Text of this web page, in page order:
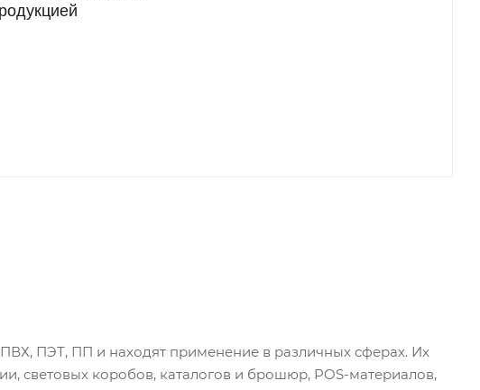
ПЭТ, ПП и находят применение в различных сферах. Их
световых коробов, каталогов и брошюр, POS-материалов,